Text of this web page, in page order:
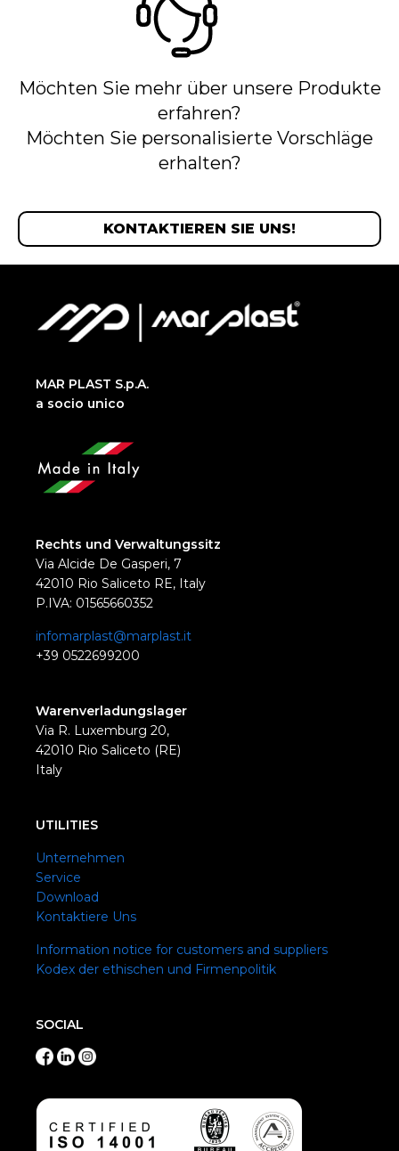
Möchten Sie mehr über unsere Produkte
erfahren?
Möchten Sie personalisierte Vorschläge
erhalten?
KONTAKTIEREN SIE UNS!
MAR PLAST S.p.A.
a socio unico
Rechts und Verwaltungssitz
Via Alcide De Gasperi, 7
42010 Rio Saliceto RE, Italy
P.IVA: 01565660352
infomarplast@marplast.it
+39 0522699200
Warenverladungslager
Via R. Luxemburg 20,
42010 Rio Saliceto (RE)
Italy
UTILITIES
Unternehmen
Service
Download
Kontaktiere Uns
Information notice for customers and suppliers
Kodex der ethischen und Firmenpolitik
SOCIAL